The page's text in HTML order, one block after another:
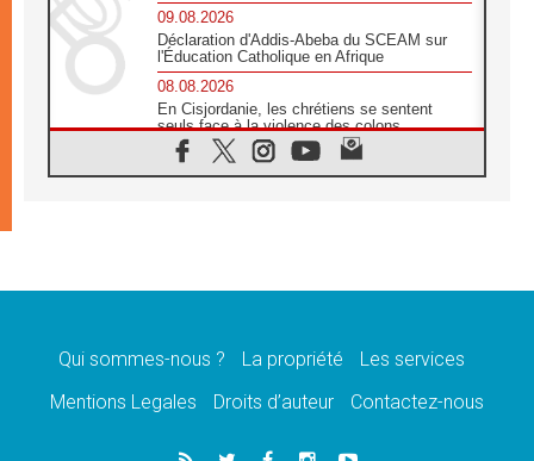
09.08.2026
Déclaration d'Addis-Abeba du SCEAM sur
l'Éducation Catholique en Afrique
08.08.2026
En Cisjordanie, les chrétiens se sentent
seuls face à la violence des colons
08.08.2026
Léon XIV au sanctuaire de Notre Dame du
08.08.2026
08.08.2026
catholiques
Au Bangladesh, l'Église accompagne les
Qui sommes-nous ? La propriété
Les services
Mentions Legales
Droits d’auteur Contactez-nous